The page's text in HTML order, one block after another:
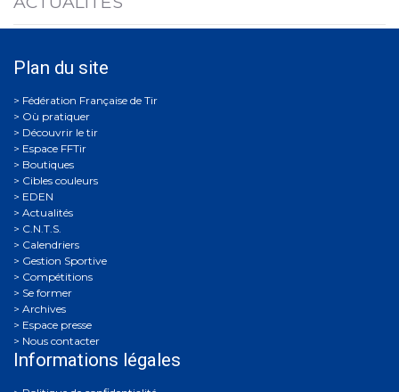
Plan du site
Où pratiquer
Découvrir le tir
Espace FFTir
Boutiques
Cibles couleurs
EDEN
Actualités
C.N.T.S.
Calendriers
Gestion Sportive
Compétitions
Se former
Archives
Espace presse
Nous contacter
Informations légales